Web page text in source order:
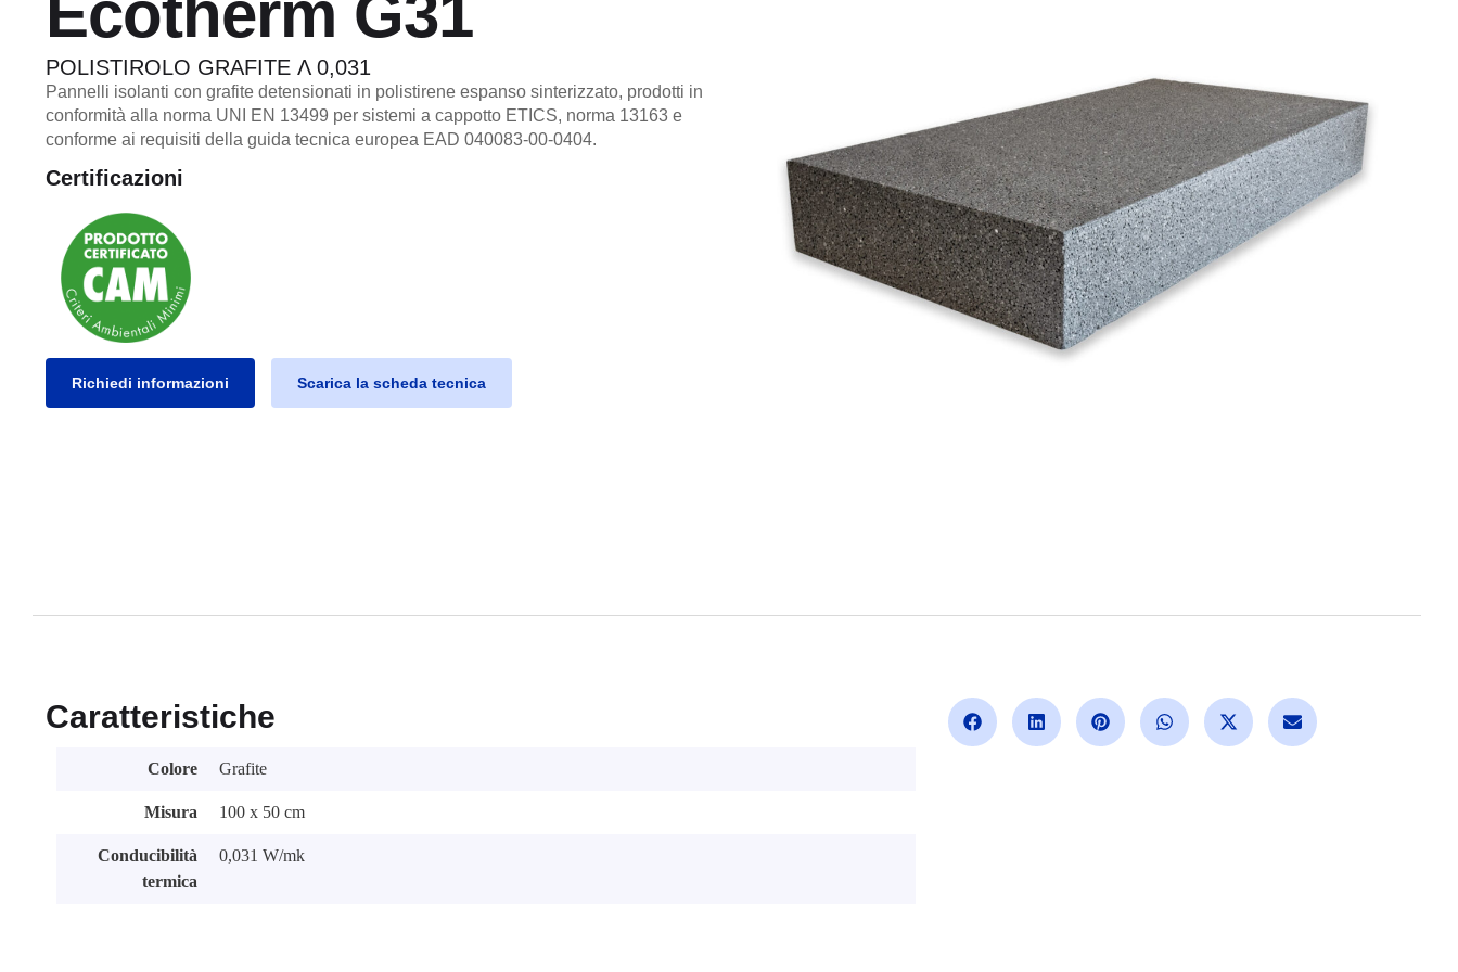
Ecotherm G31
POLISTIROLO GRAFITE Λ 0,031
Pannelli isolanti con grafite detensionati in polistirene espanso sinterizzato, prodotti in
conformità alla norma UNI EN 13499 per sistemi a cappotto ETICS, norma 13163 e
conforme ai requisiti della guida tecnica europea EAD 040083-00-0404.
Certificazioni
Richiedi informazioni Scarica la scheda tecnica
Caratteristiche
Colore Grafite
Misura 100 x 50 cm
Conducibilità
termica
0,031 W/mk